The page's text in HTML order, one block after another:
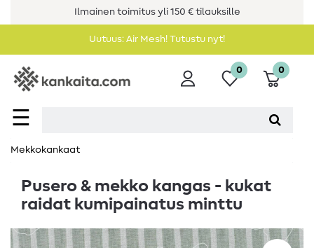
Ilmainen toimitus yli 150 € tilauksille
Uutuus: Air Mesh! Tutustu nyt!
☰
0 0
Mekkokankaat
Pusero & mekko kangas - kukat
raidat kumipainatus minttu